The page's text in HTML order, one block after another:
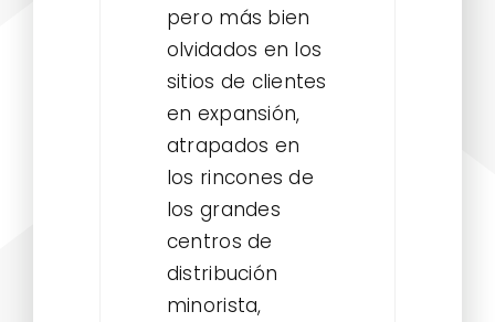
pero más bien
olvidados en los
sitios de clientes
en expansión,
atrapados en
los rincones de
los grandes
centros de
distribución
minorista,